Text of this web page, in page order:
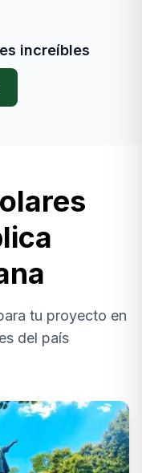
increíbles
tu proyecto en
del país